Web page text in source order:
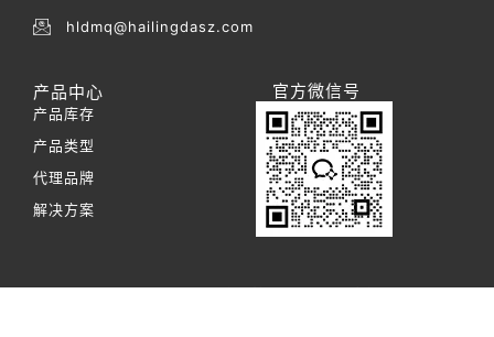
hldmq@hailingdasz.com
产品中心
产品库存
产品类型
代理品牌
解决方案
官方微信号